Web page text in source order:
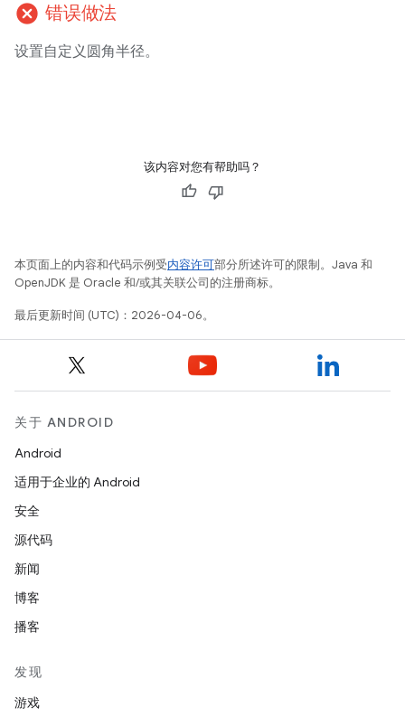
cancel 错误做法
设置自定义圆角半径。
该内容对您有帮助吗？
本页面上的内容和代码示例受内容许可部分所述许可的限制。Java 和
OpenJDK 是 Oracle 和/或其关联公司的注册商标。
最后更新时间 (UTC)：2026-04-06。
关于 ANDROID
Android
适用于企业的 Android
安全
源代码
新闻
博客
播客
发现
游戏